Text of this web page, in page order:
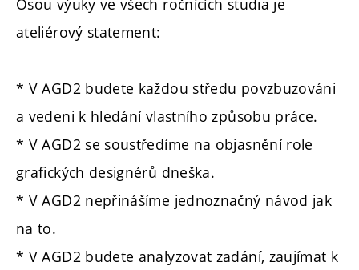
Osou výuky ve všech ročnících studia je
ateliérový statement:
* V AGD2 budete každou středu povzbuzováni
a vedeni k hledání vlastního způsobu práce.
* V AGD2 se soustředíme na objasnění role
grafických designérů dneška.
* V AGD2 nepřinášíme jednoznačný návod jak
na to.
* V AGD2 budete analyzovat zadání, zaujímat k